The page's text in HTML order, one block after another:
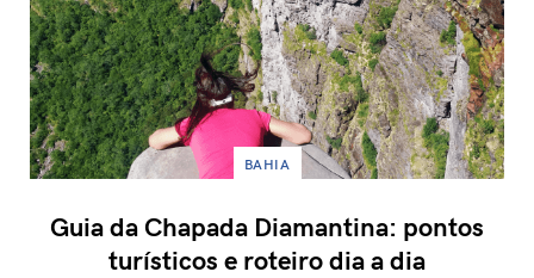
BAHIA
Guia da Chapada Diamantina: pontos
turísticos e roteiro dia a dia